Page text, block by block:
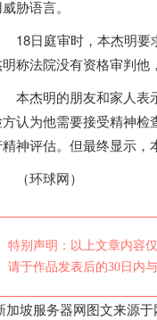
胁语言。
日庭审时，本杰明要求
称法院没有资格审判他
杰明的朋友和家人表示
认为他需要接受精神检
神评估。但最终显示，
环球网）
特别声明：以上文章内容
请于作品发表后的30日内与
加坡服务器网图文来源